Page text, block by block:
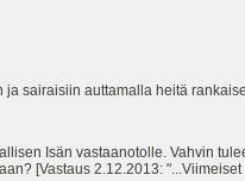
sairaisiin auttamalla heitä
Isän vastaanotolle. Vahvin
[Vastaus 2.12.2013: